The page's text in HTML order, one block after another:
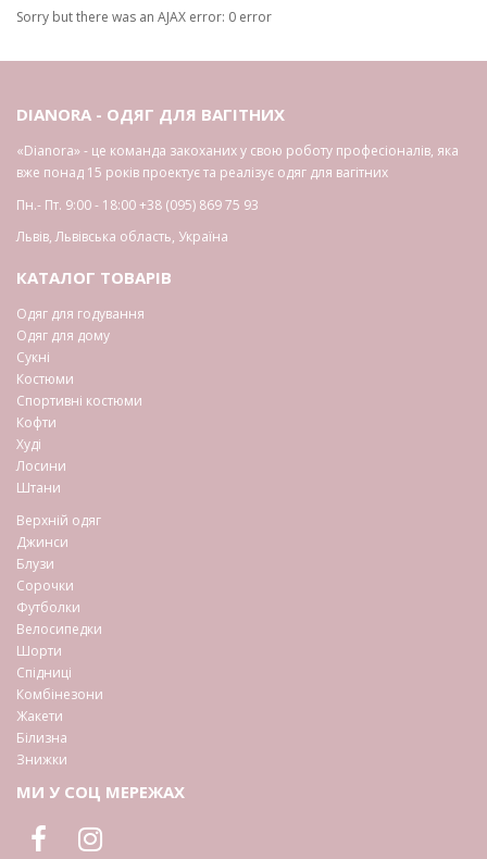
Sorry but there was an AJAX error: 0 error
DIANORA - ОДЯГ ДЛЯ ВАГІТНИХ
«Dianora» - це команда закоханих у свою роботу професіоналів, яка
вже понад 15 років проектує та реалізує одяг для вагітних
Пн.- Пт. 9:00 - 18:00+38 (095) 869 75 93
Львів,Львівська область, Україна
КАТАЛОГ ТОВАРІВ
Одяг для годування
Одяг для дому
Сукні
Костюми
Спортивні костюми
Кофти
Худі
Лосини
Штани
Верхній одяг
Джинси
Блузи
Сорочки
Футболки
Велосипедки
Шорти
Спідниці
Комбінезони
Жакети
Білизна
Знижки
МИ У СОЦ МЕРЕЖАХ